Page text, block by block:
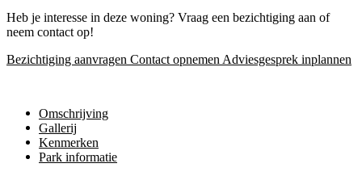
Heb je interesse in deze woning? Vraag een bezichtiging aan of
neem contact op!
Bezichtiging aanvragen Contact opnemen Adviesgesprek inplannen
Omschrijving
Gallerij
Kenmerken
Park informatie